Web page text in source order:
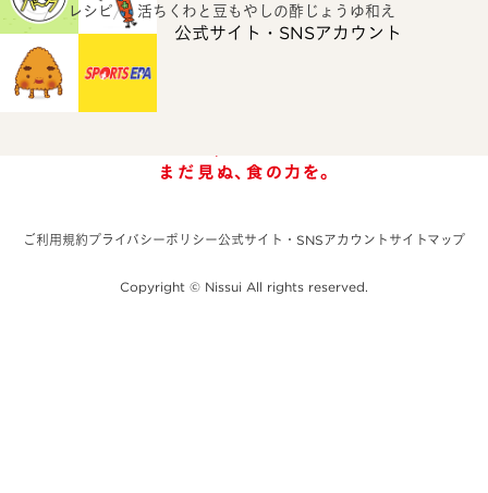
公式サイト・SNSアカウント
ホーム レシピ 活ちくわと豆もやしの酢じょうゆ和え
ご利用規約プライバシーポリシー公式サイト・SNSアカウント サイトマップ
Copyright © Nissui All rights reserved.